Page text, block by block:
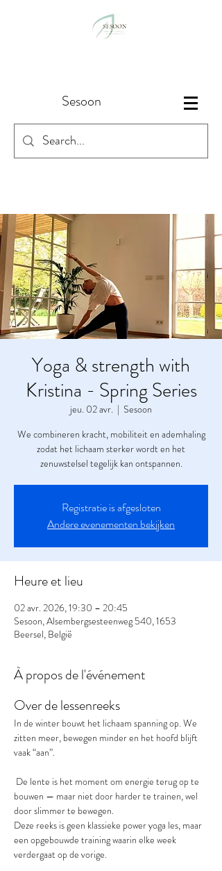
Sesoon
Yoga & strength with
Kristina - Spring Series
jeu. 02 avr.
  |
Sesoon
We combineren kracht, mobiliteit en ademhaling
zodat het lichaam sterker wordt en het
zenuwstelsel tegelijk kan ontspannen.
Registratie is afgesloten
Andere evenementen bekijken
Heure et lieu
02 avr. 2026, 19:30 – 20:45
Sesoon, Alsembergsesteenweg 540, 1653
Beersel, België
À propos de l'événement
Over de lessenreeks
In de winter bouwt het lichaam spanning op. We
zitten meer, bewegen minder en het hoofd blijft
vaak “aan”.
De lente is het moment om energie terug op te
bouwen — maar niet door harder te trainen, wel
door slimmer te bewegen.
Deze reeks is geen klassieke power yoga les, maar
een opgebouwde training waarin elke week
verdergaat op de vorige.